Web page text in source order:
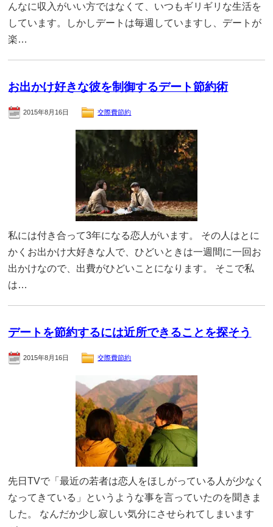
んなに収入がいい方ではなくて、いつもギリギリな生活を
しています。しかしデートは毎週していますし、デートが
楽…
お出かけ好きな彼を制御するデート節約術
2015年8月16日 交際費節約
私には付き合って3年になる恋人がいます。 その人はとに
かくお出かけ大好きな人で、ひどいときは一週間に一回お
出かけなので、出費がひどいことになります。 そこで私
は…
デートを節約するには近所できることを探そう
2015年8月16日 交際費節約
先日TVで「最近の若者は恋人をほしがっている人が少なく
なってきている」というような事を言っていたのを聞きま
した。 なんだか少し寂しい気分にさせられてしまいます